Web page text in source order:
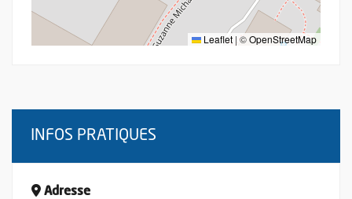
Leaflet |©OpenStreetMap
INFOS PRATIQUES
Adresse